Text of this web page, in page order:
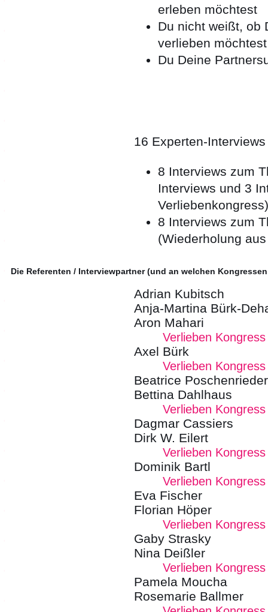
erleben möchtest
Du nicht weißt, ob
verlieben möchtest
Du Deine
16 Experten-
8 Interviews zum
Interviews und 3
Verliebenkongress)
8 Interviews zum
(Wiederholung
Die Referenten / Interviewpartner (und an welchen
Adrian Kubitsch
Anja-Martina Bürk-
Aron Mahari
Verlieben Kongress
Axel Bürk
Verlieben Kongress
Beatrice Poschenrieder
Bettina Dahlhaus
Verlieben Kongress
Dagmar Cassiers
Dirk W. Eilert
Verlieben Kongress
Dominik Bartl
Verlieben Kongress
Eva Fischer
Florian Höper
Verlieben Kongress
Gaby Strasky
Nina Deißler
Verlieben Kongress
Pamela Moucha
Rosemarie Ballmer